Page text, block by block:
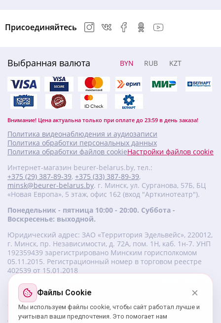
Выбранная валюта BYN RUB KZT
Внимание! Цена актуальна только при оплате до 23:59 в день заказа!
Присоединяйтесь
Политика видеонаблюдения и аудиозаписи
Политика обработки персональных данных
Политика обработки файлов cookieНастройки файлов cookie
Интернет-магазин beurer-belarus.by, тел.:
+375 (29) 387-89-39, +375 (33) 387-89-39,
minsk@beurer-belarus.by. г. Минск, ул. Сурганова, 57Б, БЦ
«Новая Европа», 5 этаж, офис 162 (вход "Арткинотеатр").
Понедельник - пятница 10:00 - 20:00. Суббота -
Воскресенье: выходной.
Юридический адрес: ЗАО «Территория Эдельвейс», 220012,
г. Минск, пр. Независимости, д. 72А, пом. 1Н, каб. 1н-7. УНП
‎192359439 зарегистрировано Минским горисполкомом
05.11.2015. Регистрационный номер в торговом реестре
402539 от 15.01.2018
Изготовитель beurer: Бойрер Гмбх, Софлингер штрассе 218,
89077-УЛМ, Германия.
Импортер: ЗАО «Территория Эдельвейс», 220056, г. Минск,
Файлы Cookie
Мы используем файлы cookie, чтобы сайт работал лучше и
учитывал ваши предпочтения. Это помогает нам